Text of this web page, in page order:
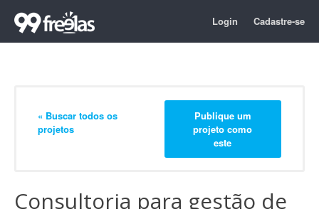
Login Cadastre-se
« Buscar todos os
projetos
Publique um
projeto como
este
Consultoria para gestão de